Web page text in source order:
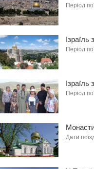
Період
Ізраїль
Період
Період
Дати